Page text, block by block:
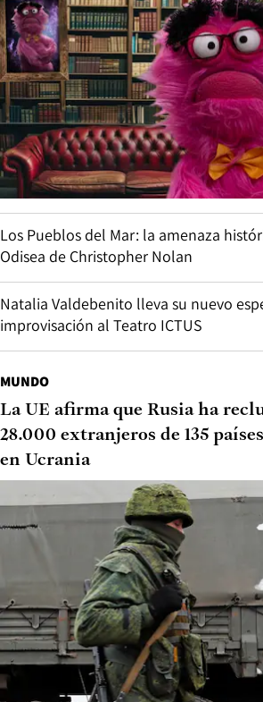
Los Pueblos del Mar: la amenaza
Odisea de Christopher Nolan
Natalia Valdebenito lleva su nuevo
improvisación al Teatro ICTUS
MUNDO
La UE afirma que Rusia ha
28.000 extranjeros de 135
en Ucrania